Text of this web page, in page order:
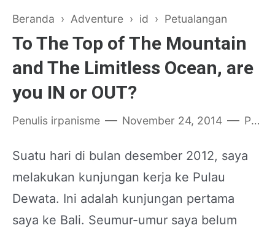
Beranda › Adventure › id › Petualangan
To The Top of The Mountain
and The Limitless Ocean, are
you IN or OUT?
Penulis irpanisme November 24, 2014 Posting Komentar
Suatu hari di bulan desember 2012, saya
melakukan kunjungan kerja ke Pulau
Dewata. Ini adalah kunjungan pertama
saya ke Bali. Seumur-umur saya belum